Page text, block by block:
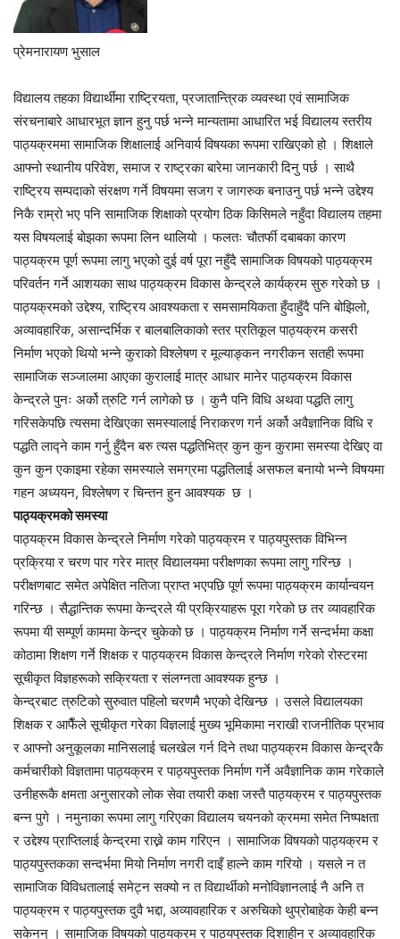
प्रेमनारायण भुसाल
विद्यालय तहका विद्यार्थीमा राष्ट्रियता, प्रजातान्त्रिक व्यवस्था एवं सामाजिक
संरचनाबारे आधारभूत ज्ञान हुनु पर्छ भन्ने मान्यतामा आधारित भई विद्यालय स्तरीय
पाठ्यक्रममा सामाजिक शिक्षालाई अनिवार्य विषयका रूपमा राखिएको हो । शिक्षाले
आफ्नो स्थानीय परिवेश, समाज र राष्ट्रका बारेमा जानकारी दिनु पर्छ । साथै
राष्ट्रिय सम्पदाको संरक्षण गर्ने विषयमा सजग र जागरुक बनाउनु पर्छ भन्ने उद्देश्य
निकै राम्रो भए पनि सामाजिक शिक्षाको प्रयोग ठिक किसिमले नहुँदा विद्यालय तहमा
यस विषयलाई बोझका रूपमा लिन थालियो । फलतः चौतर्फी दबाबका कारण
पाठ्यक्रम पूर्ण रूपमा लागु भएको दुई वर्ष पूरा नहुँदै सामाजिक विषयको पाठ्यक्रम
परिवर्तन गर्ने आशयका साथ पाठ्यक्रम विकास केन्द्रले कार्यक्रम सुरु गरेको छ ।
पाठ्यक्रमको उद्देश्य, राष्ट्रिय आवश्यकता र समसामयिकता हुँदाहुँदै पनि बोझिलो,
अव्यावहारिक, असान्दर्भिक र बालबालिकाको स्तर प्रतिकूल पाठ्यक्रम कसरी
निर्माण भएको थियो भन्ने कुराको विश्लेषण र मूल्याङ्कन नगरीकन सतही रूपमा
सामाजिक सञ्जालमा आएका कुरालाई मात्र आधार मानेर पाठ्यक्रम विकास
केन्द्रले पुनः अर्को त्रुटि गर्न लागेको छ । कुनै पनि विधि अथवा पद्धति लागु
गरिसकेपछि त्यसमा देखिएका समस्यालाई निराकरण गर्न अर्को अवैज्ञानिक विधि र
पद्धति लाद्ने काम गर्नु हुँदैन बरु त्यस पद्धतिभित्र कुन कुन कुरामा समस्या देखिए वा
कुन कुन एकाइमा रहेका समस्याले समग्रमा पद्धतिलाई असफल बनायो भन्ने विषयमा
गहन अध्ययन, विश्लेषण र चिन्तन हुन आवश्यक छ ।
पाठ्यक्रमको समस्या
पाठ्यक्रम विकास केन्द्रले निर्माण गरेको पाठ्यक्रम र पाठ्यपुस्तक विभिन्न
प्रक्रिया र चरण पार गरेर मात्र विद्यालयमा परीक्षणका रूपमा लागु गरिन्छ ।
परीक्षणबाट समेत अपेक्षित नतिजा प्राप्त भएपछि पूर्ण रूपमा पाठ्यक्रम कार्यान्वयन
गरिन्छ । सैद्धान्तिक रूपमा केन्द्रले यी प्रक्रियाहरू पूरा गरेको छ तर व्यावहारिक
रूपमा यी सम्पूर्ण काममा केन्द्र चुकेको छ । पाठ्यक्रम निर्माण गर्ने सन्दर्भमा कक्षा
कोठामा शिक्षण गर्ने शिक्षक र पाठ्यक्रम विकास केन्द्रले निर्माण गरेको रोस्टरमा
सूचीकृत विज्ञहरूको सक्रियता र संलग्नता आवश्यक हुन्छ ।
केन्द्रबाट त्रुटिको सुरुवात पहिलो चरणमै भएको देखिन्छ । उसले विद्यालयका
शिक्षक र आफैँले सूचीकृत गरेका विज्ञलाई मुख्य भूमिकामा नराखी राजनीतिक प्रभाव
र आफ्नो अनुकूलका मानिसलाई चलखेल गर्न दिने तथा पाठ्यक्रम विकास केन्द्रकै
कर्मचारीको विज्ञतामा पाठ्यक्रम र पाठ्यपुस्तक निर्माण गर्ने अवैज्ञानिक काम गरेकाले
उनीहरूकै क्षमता अनुसारको लोक सेवा तयारी कक्षा जस्तै पाठ्यक्रम र पाठ्यपुस्तक
बन्न पुगे । नमुनाका रूपमा लागु गरिएका विद्यालय चयनको क्रममा समेत निष्पक्षता
र उद्देश्य प्राप्तिलाई केन्द्रमा राख्ने काम गरिएन । सामाजिक विषयको पाठ्यक्रम र
पाठ्यपुस्तकका सन्दर्भमा मियो निर्माण नगरी दाइँ हाल्ने काम गरियो । यसले न त
सामाजिक विविधतालाई समेट्न सक्यो न त विद्यार्थीको मनोविज्ञानलाई नै अनि त
पाठ्यक्रम र पाठ्यपुस्तक दुवै भद्दा, अव्यावहारिक र अरुचिको थुप्रोबाहेक केही बन्न
सकेनन् । सामाजिक विषयको पाठ्यक्रम र पाठ्यपुस्तक दिशाहीन र अव्यावहारिक